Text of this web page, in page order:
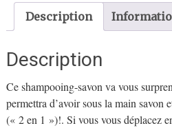
et
ricin
types
antipelliculaire)
Description
Description
Ce shampooing-savon va vous
permettra d’avoir sous la main savon
(« 2 en 1 »)!. Si vous vous déplacez